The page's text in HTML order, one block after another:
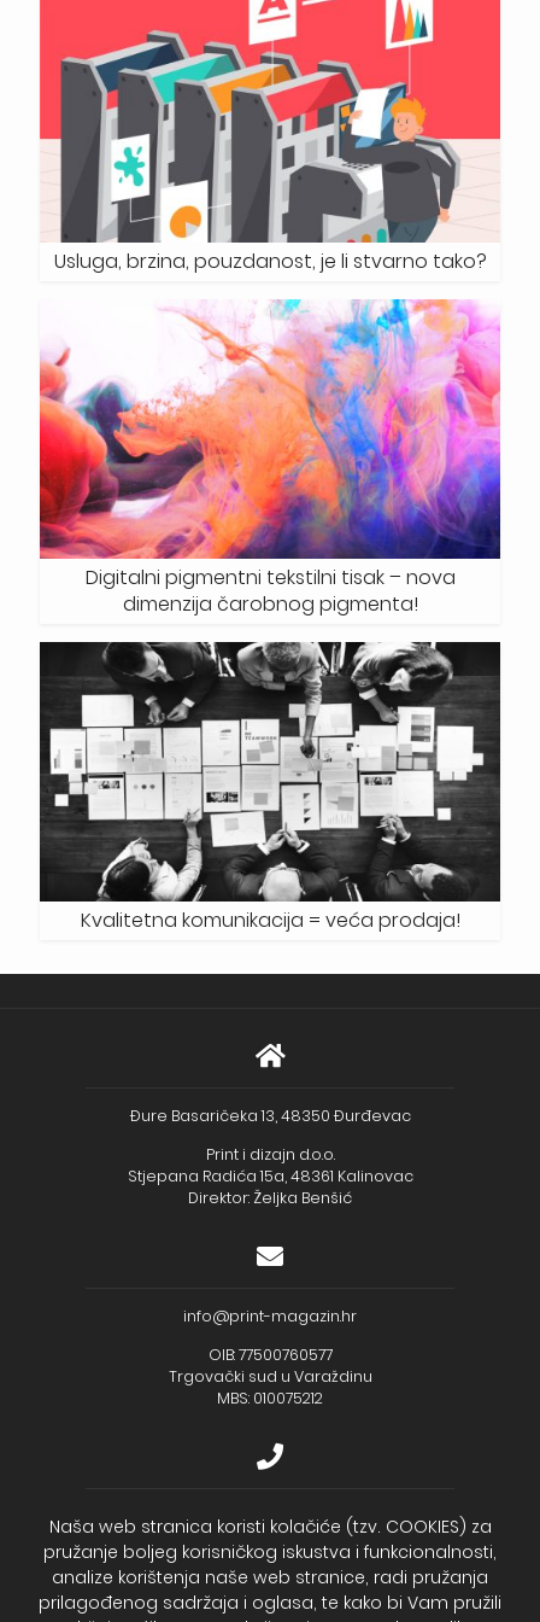
Usluga, brzina, pouzdanost, je li stvarno tako?
Digitalni pigmentni tekstilni tisak – nova
dimenzija čarobnog pigmenta!
Kvalitetna komunikacija = veća prodaja!
Đure Basaričeka 13, 48350 Đurđevac
Print i dizajn d.o.o.
Stjepana Radića 15a, 48361 Kalinovac
Direktor: Željka Benšić
info@print-magazin.hr
OIB: 77500760577
Trgovački sud u Varaždinu
MBS: 010075212
+385 (48) 733 111
Zagrebačka banka d.d.
IBAN - HR2723600001102099043
Temeljni kapital: 330.000,00kn uplaćen u cijelosti
Naša web stranica koristi kolačiće (tzv. COOKIES) za
pružanje boljeg korisničkog iskustva i funkcionalnosti,
analize korištenja naše web stranice, radi pružanja
prilagođenog sadržaja i oglasa, te kako bi Vam pružili